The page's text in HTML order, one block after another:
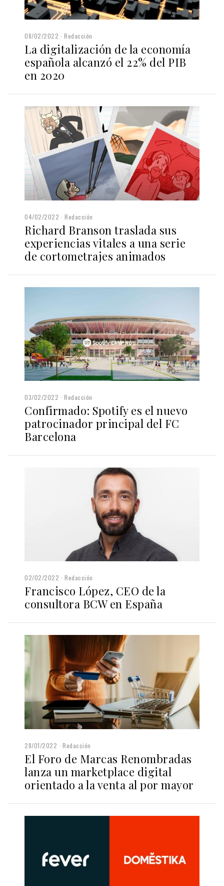
08/02/2022 Redacción
La digitalización de la economía
española alcanzó el 22% del PIB
en 2020
04/02/2022 Redacción
Richard Branson traslada sus
experiencias vitales a una serie
de cortometrajes animados
03/02/2022 Redacción
Confirmado: Spotify es el nuevo
patrocinador principal del FC
Barcelona
02/02/2022 Redacción
Francisco López, CEO de la
consultora BCW en España
28/01/2022 Redacción
El Foro de Marcas Renombradas
lanza un marketplace digital
orientado a la venta al por mayor